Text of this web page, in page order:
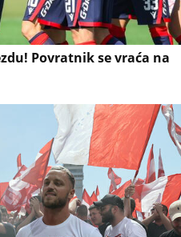
Povratnik se vraća na